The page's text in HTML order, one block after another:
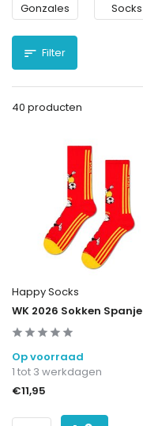
Gonzales
Socks
Filter
40 producten
Happy Socks
WK 2026 Sokken Spanje
Op voorraad
1 tot 3 werkdagen
€11,95